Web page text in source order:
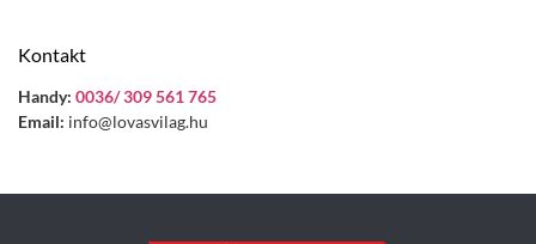
Kontakt
Handy: 0036/ 309 561 765
Email: info@lovasvilag.hu